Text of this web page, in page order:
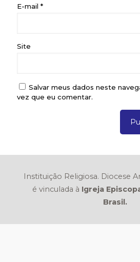
E-mail *
Site
Salvar meus dados neste
vez que eu comentar.
Instituição Religiosa. Diocese
é vinculada à Igreja
Brasil.